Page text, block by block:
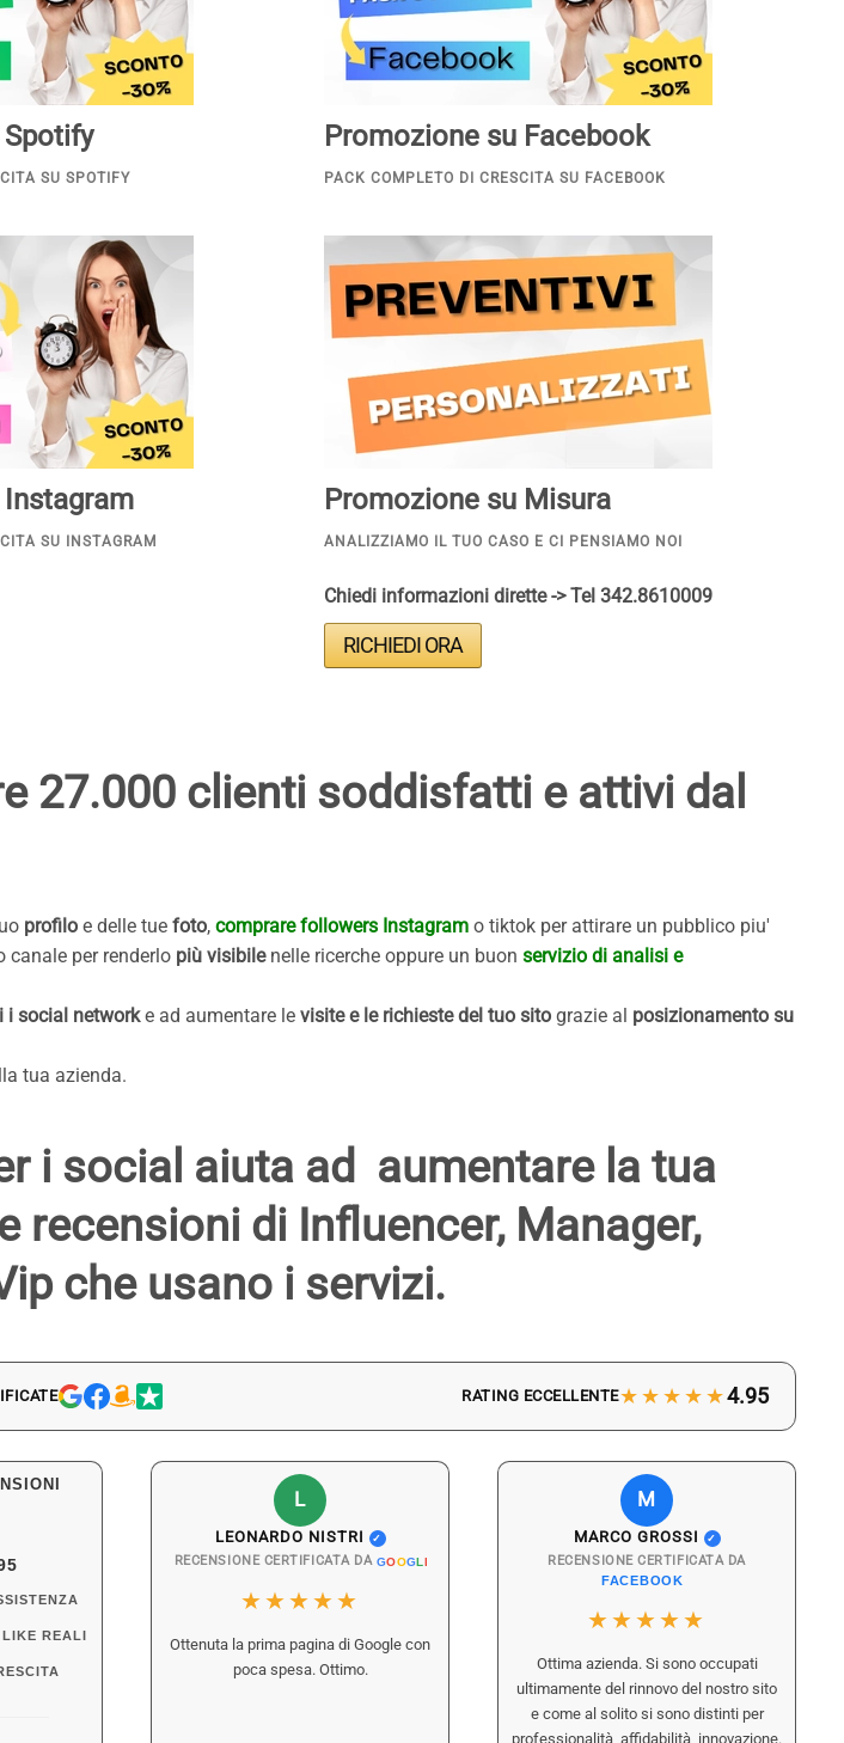
SU SPOTIFY
Promozione su Facebook
PACK COMPLETO DI CRESCITA SU FACEBOOK
SU INSTAGRAM
Promozione su Misura
ANALIZZIAMO IL TUO CASO E CI PENSIAMO NOI
Chiedi informazioni dirette -> Tel 342.8610009
RICHIEDI ORA
27.000 clienti soddisfatti e attivi dal
profilo e delle tue foto, comprare followers Instagram o tiktok per attirare un pubblico piu'
canale per renderlo più visibilenelle ricerche oppure un buon servizio di analisi e
i social networke ad aumentare le visite e le richieste del tuo sito grazie al posizionamento su
tua azienda.
i social aiuta ad aumentare la tua
di Influencer, Manager,
che usano i servizi.
Adriano Campanile
Cantautore e Influencer
@ad***anoca***e
Luca Del Debbio
Ceo Ecommerce
info@gol***oose.**
Arianna Bassi
★★★★★
RATING ECCELLENTE★★★★★4.95
LIKE REALI
L
LEONARDO NISTRI ✓
RECENSIONE CERTIFICATA DA GOOGL E
★★★★★
Ottenuta la prima pagina di Google con
poca spesa. Ottimo.
M
MARCO GROSSI ✓
RECENSIONE CERTIFICATA DA
FACEBOOK
★★★★★
Ottima azienda. Si sono occupati
ultimamente del rinnovo del nostro sito
e come al solito si sono distinti per
professionalità, affidabilità, innovazione.